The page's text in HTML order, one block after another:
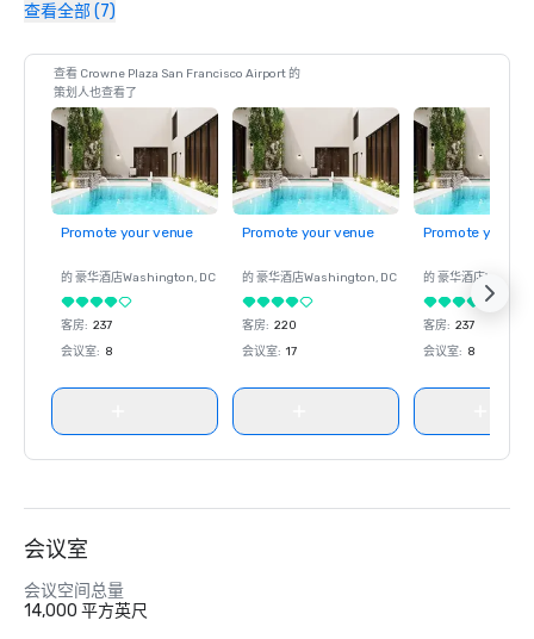
查看全部 (7)
查看 Crowne Plaza San Francisco Airport 的
策划人也查看了
Promote your venue
的 豪华酒店Washington, DC
客房: 237
会议室: 8
Promote your venue
的 豪华酒店Washington, DC
客房: 220
会议室: 17
Promote your
的 豪华酒店
客房: 237
会议室: 8
会议室
会议空间总量
14,000 平方英尺